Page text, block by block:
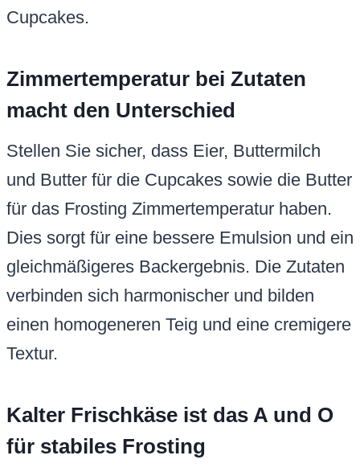
Cupcakes.
Zimmertemperatur bei Zutaten
macht den Unterschied
Stellen Sie sicher, dass Eier, Buttermilch
und Butter für die Cupcakes sowie die Butter
für das Frosting Zimmertemperatur haben.
Dies sorgt für eine bessere Emulsion und ein
gleichmäßigeres Backergebnis. Die Zutaten
verbinden sich harmonischer und bilden
einen homogeneren Teig und eine cremigere
Textur.
Kalter Frischkäse ist das A und O
für stabiles Frosting